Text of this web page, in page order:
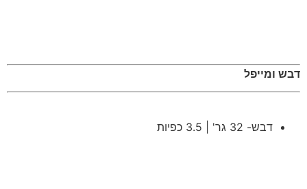
דבש ומייפל
דבש- 32 גר' | 3.5 כפיות